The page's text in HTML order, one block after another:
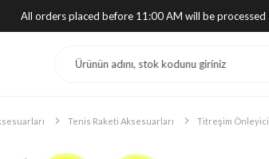
All orders placed before 11:00 AM will be
Tenis Raketi Aksesuarları Titreşim